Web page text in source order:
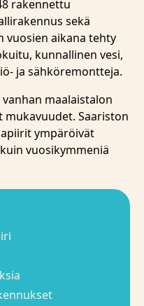
rakennettu
sekä
vuosien aikana tehty
kunnallinen vesi,
ja sähköremontteja.
maalaistalon
Saariston
ympäröivät
vuosikymmeniä